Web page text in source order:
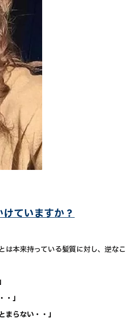
ていますか？
は本来持っている髪質に対し、逆なこ
」
らない・・」